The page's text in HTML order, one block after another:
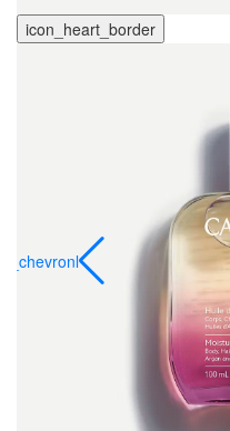
icon_heart_border